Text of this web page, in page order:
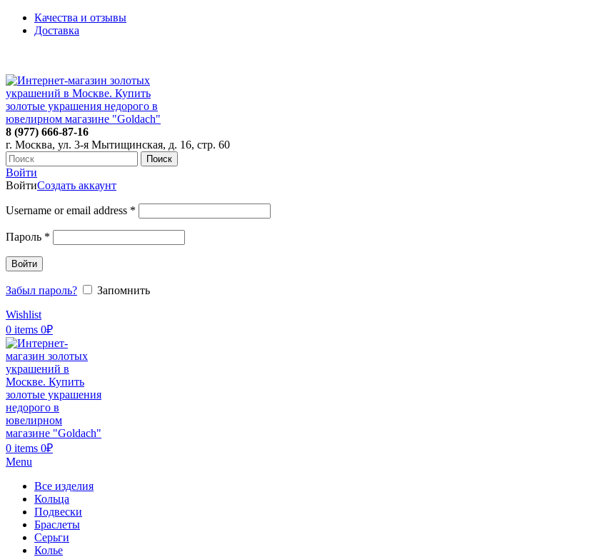
Качества и отзывы
Доставка
8 (977) 666-87-16
г. Москва, ул. 3-я Мытищинская, д. 16, стр. 60
Поиск
Войти
ВойтиСоздать аккаунт
Username or email address *
Пароль *
Войти
Забыл пароль?
Запомнить
Wishlist
0 items 0₽
0 items 0₽
Menu
Все изделия
Кольца
Подвески
Браслеты
Серьги
Колье